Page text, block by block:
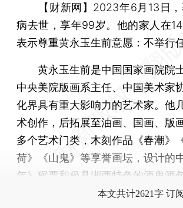
【财新网】 2023年6月13日
病去世，享年99岁。他的家人在
表示尊重黄永玉生前意愿：不举行
黄永玉生前是中国国家画院院
中央美院版画系主任、中国美术家
化界具有重大影响力的艺术家。他
术创作，后拓展至油画、国画、版
多个艺术门类，木刻作品《春潮》
荷》《山鬼》等享誉画坛，设计的
年》猴票和极具湘西特色的酒鬼酒
本文共计2621字 订